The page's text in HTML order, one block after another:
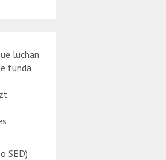
luchan
funda
SED)